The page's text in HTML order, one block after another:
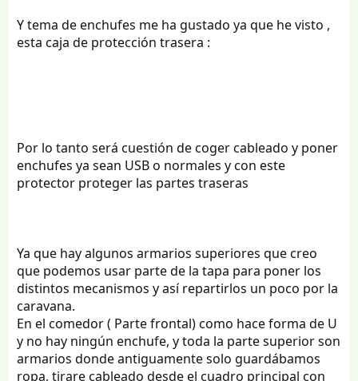
Y tema de enchufes me ha gustado ya que he visto ,
esta caja de protección trasera :
Por lo tanto será cuestión de coger cableado y poner
enchufes ya sean USB o normales y con este
protector proteger las partes traseras
Ya que hay algunos armarios superiores que creo
que podemos usar parte de la tapa para poner los
distintos mecanismos y así repartirlos un poco por la
caravana.
En el comedor ( Parte frontal) como hace forma de U
y no hay ningún enchufe, y toda la parte superior son
armarios donde antiguamente solo guardábamos
ropa, tirare cableado desde el cuadro principal con